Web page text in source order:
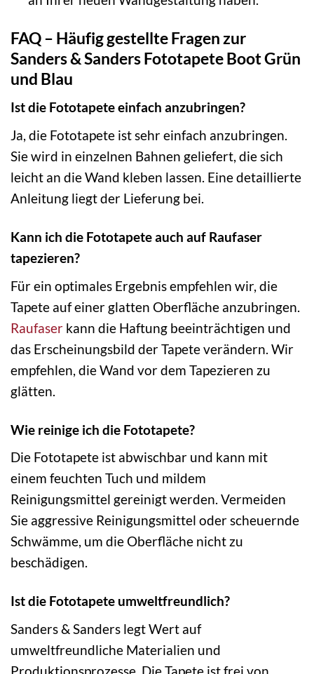
FAQ – Häufig gestellte Fragen zur
Sanders & Sanders Fototapete Boot Grün
und Blau
Ist die Fototapete einfach anzubringen?
Ja, die Fototapete ist sehr einfach anzubringen.
Sie wird in einzelnen Bahnen geliefert, die sich
leicht an die Wand kleben lassen. Eine detaillierte
Anleitung liegt der Lieferung bei.
Kann ich die Fototapete auch auf Raufaser
tapezieren?
Für ein optimales Ergebnis empfehlen wir, die
Tapete auf einer glatten Oberfläche anzubringen.
Raufaser kann die Haftung beeinträchtigen und
das Erscheinungsbild der Tapete verändern. Wir
empfehlen, die Wand vor dem Tapezieren zu
glätten.
Wie reinige ich die Fototapete?
Die Fototapete ist abwischbar und kann mit
einem feuchten Tuch und mildem
Reinigungsmittel gereinigt werden. Vermeiden
Sie aggressive Reinigungsmittel oder scheuernde
Schwämme, um die Oberfläche nicht zu
beschädigen.
Ist die Fototapete umweltfreundlich?
Sanders & Sanders legt Wert auf
umweltfreundliche Materialien und
Produktionsprozesse. Die Tapete ist frei von